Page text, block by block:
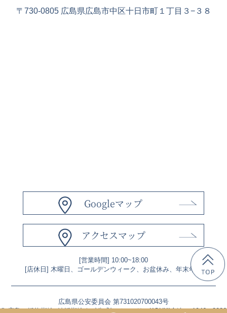
〒730-0805 広島県広島市中区十日市町１丁目３−３８
Googleマップ
アクセスマップ
[営業時間] 10:00~18:00
[店休日] 木曜日、ゴールデンウィーク、お盆休み、年末年始
広島県公安委員会 第731020700043号
©広島の婚約指輪･結婚指輪｜《公式》ジュエリーKOUKI倉迫1946 -2026